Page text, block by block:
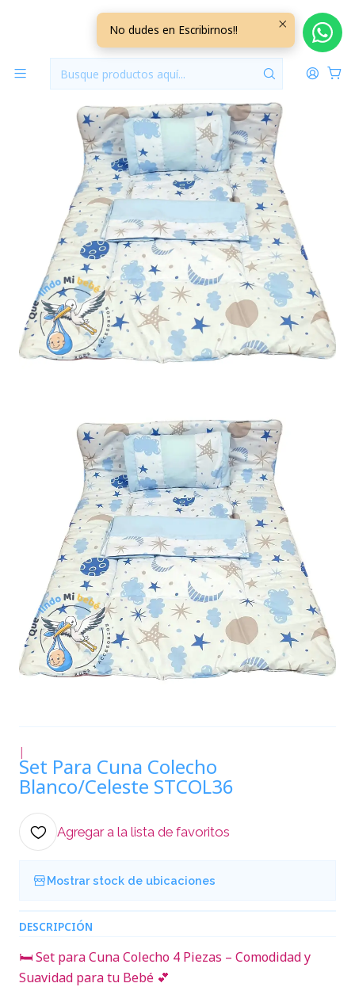
Inicio Para Cunas
Set Para Cuna Colecho Blanco/Celeste STCOL36
|
Set Para Cuna Colecho
Blanco/Celeste STCOL36
Agregar a la lista de favoritos
Mostrar stock de ubicaciones
DESCRIPCIÓN
🛏️ Set para Cuna Colecho 4 Piezas – Comodidad y
Suavidad para tu Bebé 💕
No dudes en Escribirnos!!